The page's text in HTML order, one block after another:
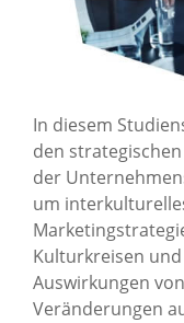
In diesem
den
der
um
Kulturkreisen
Auswirkungen
Veränderungen